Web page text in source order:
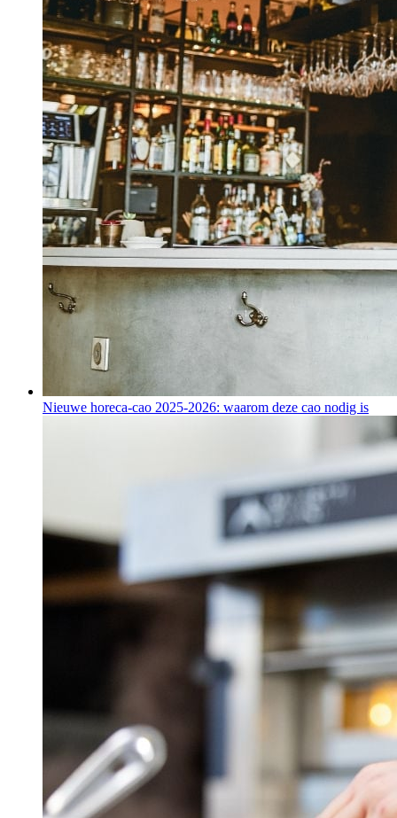
Nieuwe horeca-cao 2025-2026: waarom deze cao nodig is